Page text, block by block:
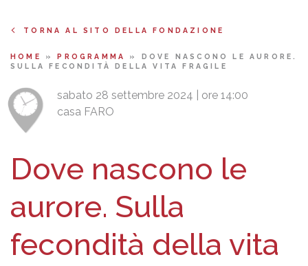
TORNA AL SITO DELLA FONDAZIONE
HOME »PROGRAMMA » DOVE NASCONO LE AURORE.
SULLA FECONDITÀ DELLA VITA FRAGILE
sabato 28 settembre 2024 | ore 14:00
casa FARO
Dove nascono le
aurore. Sulla
fecondità della vita